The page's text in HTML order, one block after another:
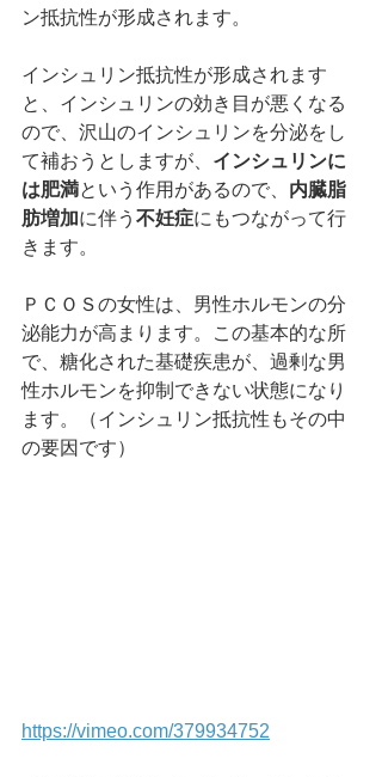
ン抵抗性が形成されます。
インシュリン抵抗性が形成されます
と、インシュリンの効き目が悪くなる
ので、沢山のインシュリンを分泌をし
て補おうとしますが、 インシュリンに
は肥満という作用があるので、 内臓脂
肪増加に伴う 不妊症にもつながって行
きます。
ＰＣＯＳの女性は、男性ホルモンの分
泌能力が高まります。この基本的な所
で、糖化された基礎疾患が、過剰な男
性ホルモンを抑制できない状態になり
ます。（インシュリン抵抗性もその中
の要因です）
https://vimeo.com/379934752